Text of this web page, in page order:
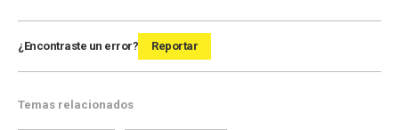
¿Encontraste un error? Reportar
Temas relacionados